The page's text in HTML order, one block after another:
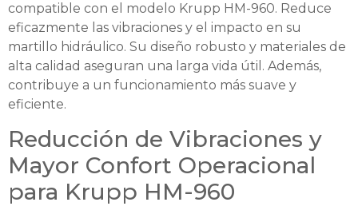
compatible con el modelo Krupp HM-960. Reduce
eficazmente las vibraciones y el impacto en su
martillo hidráulico. Su diseño robusto y materiales de
alta calidad aseguran una larga vida útil. Además,
contribuye a un funcionamiento más suave y
eficiente.
Reducción de Vibraciones y
Mayor Confort Operacional
para Krupp HM-960